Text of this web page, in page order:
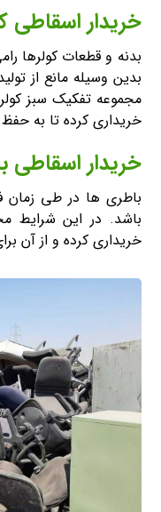
خریدار اسقاطی
بدنه و قطعات کولرها
بدین وسیله مانع از
مجموعه تفکیک سبز
خریداری کرده تا به
خریدار اسقاطی
باطری ها در طی زمان
باشد. در این شرایط
خریداری کرده و از آن